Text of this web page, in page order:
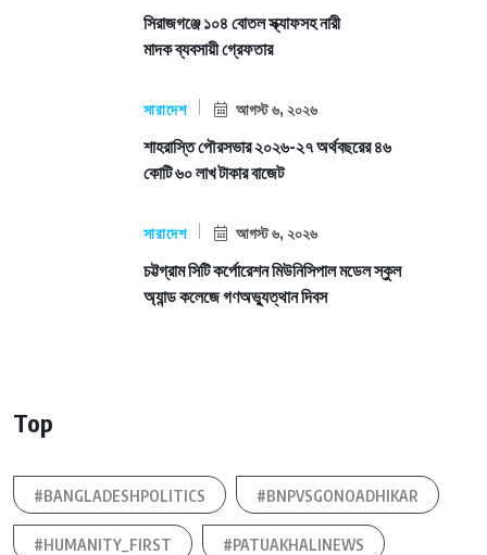
সিরাজগঞ্জে ১০৪ বোতল স্ক্যাফসহ নারী
মাদক ব্যবসায়ী গ্রেফতার
সারাদেশ আগস্ট ৬, ২০২৬
শাহরাস্তি পৌরসভার ২০২৬-২৭ অর্থবছরের ৪৬
কোটি ৬০ লাখ টাকার বাজেট
সারাদেশ আগস্ট ৬, ২০২৬
চট্টগ্রাম সিটি কর্পোরেশন মিউনিসিপাল মডেল স্কুল
অ্যান্ড কলেজে গণঅভ্যুত্থান দিবস
Top
#BANGLADESHPOLITICS #BNPVSGONOADHIKAR
#HUMANITY_FIRST #PATUAKHALINEWS